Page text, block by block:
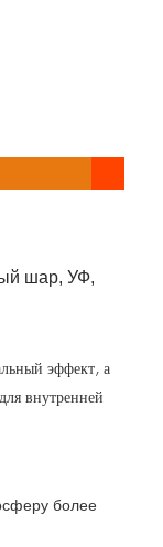
шар, УФ,
эффект, а
внутренней
более